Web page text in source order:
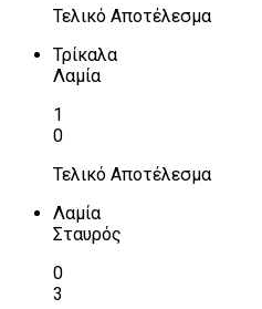
Τελικό Αποτέλεσμα
Τρίκαλα
Λαμία
1
0
Τελικό Αποτέλεσμα
Λαμία
Σταυρός
0
3